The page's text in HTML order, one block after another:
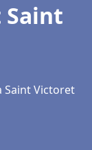
Victoret